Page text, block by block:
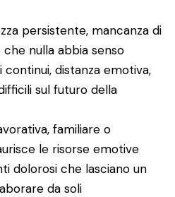
persistente, mancanza di
che nulla abbia senso
continui, distanza emotiva,
sul futuro della
familiare o
le risorse emotive
dolorosi che lasciano un
da soli